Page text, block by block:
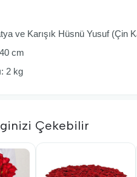
ve Karışık Hüsnü Yusuf (Çin
cm
2 kg
Çekebilir